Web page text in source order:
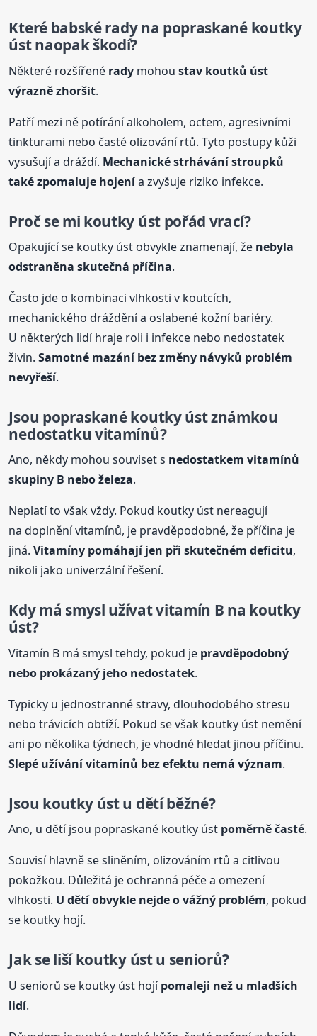
Které babskéradyna popraskané koutky
úst naopak škodí?
Některé rozšířené rady mohoustav koutků úst
výrazně zhoršit.
Patří mezi ně potírání alkoholem, octem, agresivními
tinkturami nebo časté olizování rtů. Tyto postupy kůži
vysušují a dráždí. Mechanické strhávání stroupků
také zpomaluje hojenía zvyšuje riziko infekce.
Proč se mi koutky úst pořád vrací?
Opakující se koutky úst obvykle znamenají, že nebyla
odstraněna skutečná příčina.
Často jde o kombinaci vlhkosti v koutcích,
mechanického dráždění a oslabené kožní bariéry.
U některých lidí hraje roli i infekce nebo nedostatek
živin.Samotné mazání bez změny návyků problém
nevyřeší.
Jsou popraskané koutky úst známkou
nedostatku vitamínů?
Ano, někdy mohou souviset s nedostatkem vitamínů
skupiny B nebo železa.
Neplatí to však vždy. Pokud koutky úst nereagují
na doplnění vitamínů, je pravděpodobné, že příčina je
jiná.Vitamíny pomáhají jen při skutečném deficitu,
nikoli jako univerzální řešení.
Kdy má smysl užívat vitamín B na koutky
úst?
Vitamín B má smysl tehdy, pokud je pravděpodobný
nebo prokázaný jeho nedostatek.
Typicky u jednostranné stravy, dlouhodobého stresu
nebo trávicích obtíží. Pokud se však koutky úst nemění
ani po několika týdnech, je vhodné hledat jinou příčinu.
Slepé užívání vitamínů bez efektu nemá význam.
Jsou koutky úst u dětí běžné?
Ano, u dětí jsou popraskané koutky úst poměrně časté.
Souvisí hlavně se sliněním, olizováním rtů a citlivou
pokožkou. Důležitá je ochranná péče a omezení
vlhkosti. U dětí obvykle nejde o vážný problém, pokud
se koutky hojí.
Jak se liší koutky úst u seniorů?
U seniorů se koutky úst hojípomaleji než u mladších
lidí.